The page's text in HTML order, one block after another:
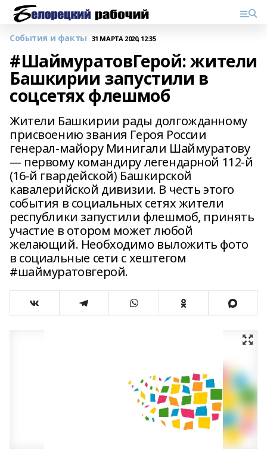
События и факты 31 МАРТА 2020, 12:35
#ШаймуратовГерой: жители
Башкирии запустили в
соцсетях флешмоб
Жители Башкирии рады долгожданному
присвоению звания Героя России
генерал-майору Минигали Шаймуратову
— первому командиру легендарной 112-й
(16-й гвардейской) Башкирской
кавалерийской дивизии. В честь этого
события в социальных сетях жители
республики запустили флешмоб, принять
участие в отором может любой
желающий. Необходимо выложить фото
в социальные сети с хештегом
#шаймуратовгерой.